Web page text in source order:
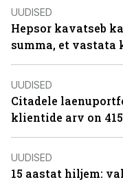
UUDISED
Hepsor kavatseb
summa, et vastata
UUDISED
Citadele
klientide arv on
UUDISED
15 aastat hiljem: